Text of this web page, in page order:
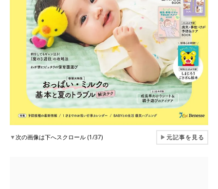
▼次の画像は下へスクロール (1/37) ▶元記事を見る